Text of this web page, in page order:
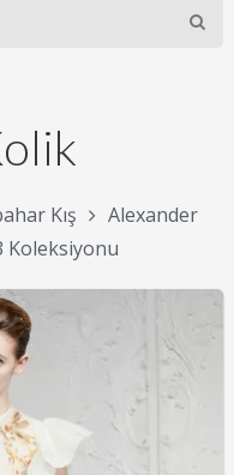
Kış
Alexander
Koleksiyonu